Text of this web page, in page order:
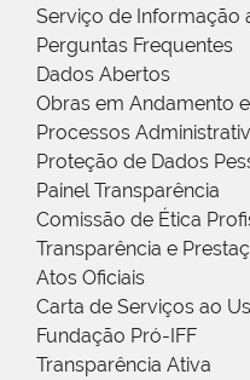
Serviço de Informação
Perguntas Frequentes
Dados Abertos
Obras em Andamento
Processos
Proteção de Dados
Painel Transparência
Comissão de Ética
Transparência e
Atos Oficiais
Carta de Serviços ao
Fundação Pró-IFF
Transparência Ativa